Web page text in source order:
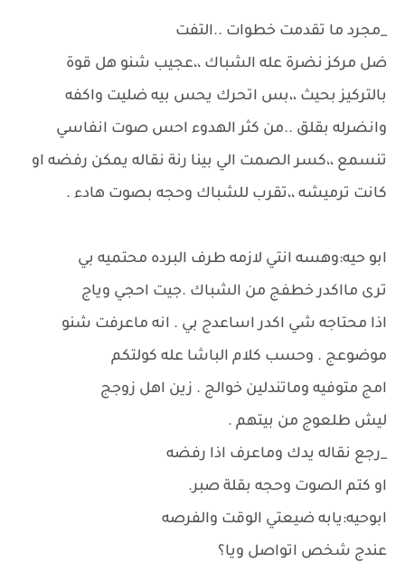
_مجرد ما تقدمت خطوات ..التفت
ضل مركز نضرة عله الشباك ،،عجيب شنو هل قوة
بالتركيز بحيث ،،بس اتحرك يحس بيه ضليت واكفه
وانضرله بقلق ..من كثر الهدوء احس صوت انفاسي
تنسمع ،،كسر الصمت الي بينا رنة نقاله يمكن رفضه او
كانت ترميشه ،،تقرب للشباك وحجه بصوت هادء .
ابو حيه:وهسه انتي لازمه طرف البرده محتميه بي
ترى مااكدر خطفج من الشباك .جيت احجي وياج
اذا محتاجه شي اكدر اساعدج بي . انه ماعرفت شنو
موضوعج . وحسب كلام الباشا عله كولتكم
امج متوفيه وماتندلين خوالج . زين اهل زوجج
ليش طلعوج من بيتهم .
_رجع نقاله يدك وماعرف اذا رفضه
او كتم الصوت وحجه بقلة صبر.
ابوحيه:يابه ضيعتي الوقت والفرصه
عندج شخص اتواصل ويا؟